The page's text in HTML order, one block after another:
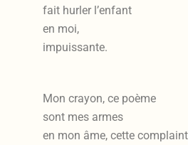
fait hurler l’enfant
en moi,
impuissante.
Mon crayon, ce poème
sont mes armes
en mon âme, cette